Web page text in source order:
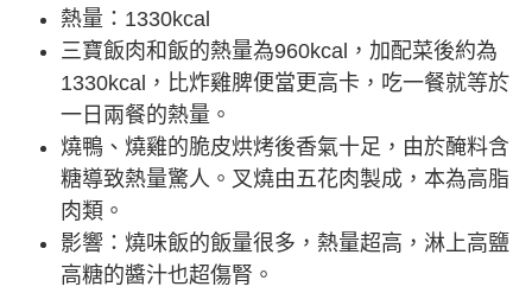
熱量：1330kcal
三寶飯肉和飯的熱量為960kcal，加配菜後約為
1330kcal，比炸雞脾便當更高卡，吃一餐就等於
一日兩餐的熱量。
燒鴨、燒雞的脆皮烘烤後香氣十足，由於醃料含
糖導致熱量驚人。叉燒由五花肉製成，本為高脂
肉類。
影響：燒味飯的飯量很多，熱量超高，淋上高鹽
高糖的醬汁也超傷腎。